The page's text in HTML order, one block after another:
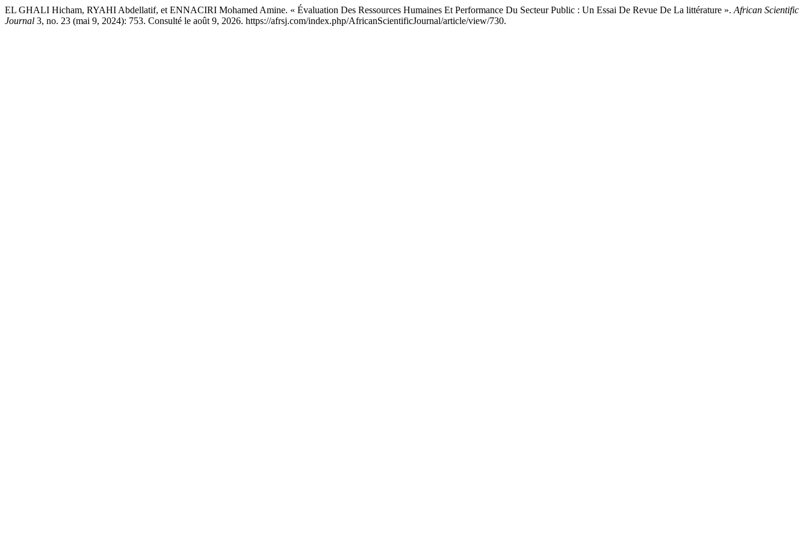
EL GHALI Hicham, RYAHI Abdellatif, et ENNACIRI Mohamed Amine. « Évaluation Des Ressources Humaines Et Performance Du Secteur Public : Un Essai De Revue De La littérature ». African Scientific
Journal 3, no. 23 (mai 9, 2024): 753. Consulté le août 9, 2026. https://afrsj.com/index.php/AfricanScientificJournal/article/view/730.